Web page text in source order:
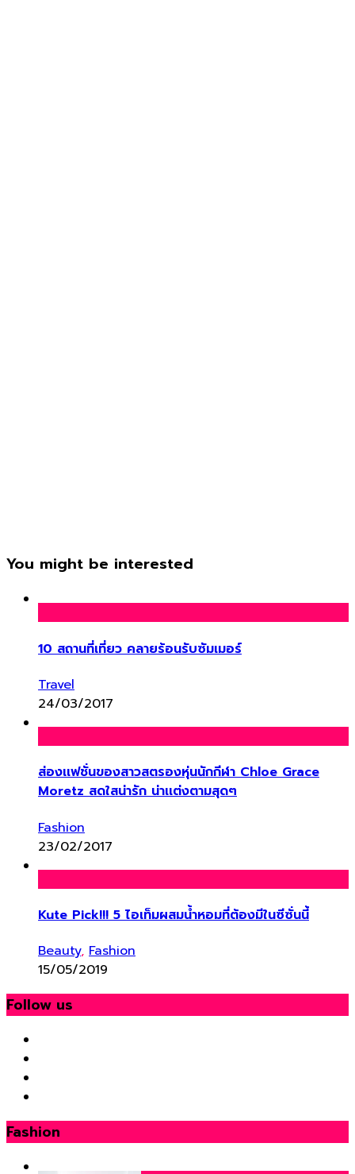
You might be interested
10 สถานที่เที่ยว คลายร้อนรับซัมเมอร์
Travel
24/03/2017
ส่องเเฟชั่นของสาวสตรองหุ่นนักกีฬา Chloe Grace
Moretz สดใสน่ารัก น่าเเต่งตามสุดๆ
Fashion
23/02/2017
Kute Pick!!! 5 ไอเท็มผสมน้ำหอมที่ต้องมีในซีซั่นนี้
Beauty, Fashion
15/05/2019
Follow us
Fashion